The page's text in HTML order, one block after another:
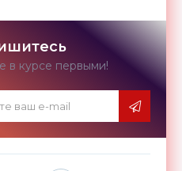
в курсе первыми!